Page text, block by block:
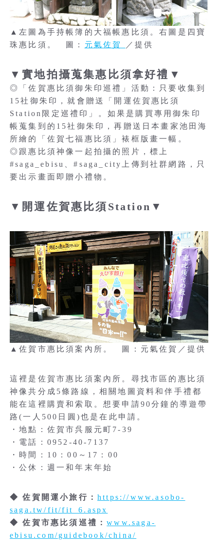
▲左圖為手持帳簿的大福帳惠比須。右圖是四寶
珠惠比須。 圖： 元氣佐賀 ／提供
▼實地拍攝蒐集惠比須拿好禮▼
◎「佐賀惠比須御朱印巡禮」活動：只要收集到
15社御朱印，就會贈送「開運佐賀惠比須
Station限定巡禮印」。如果是購買專用御朱印
帳蒐集到的15社御朱印，再贈送日本畫家池田海
所繪的「佐賀七福惠比須」裱框版畫一幅。
◎跟惠比須神像一起拍攝的照片，標上
#saga_ebisu、#saga_city上傳到社群網路，只
要出示畫面即贈小禮物。
▼開運佐賀惠比須Station▼
▲佐賀市惠比須案內所。 圖：元氣佐賀／提供
這裡是佐賀市惠比須案內所。尋找市區的惠比須
神像共分成5條路線，相關地圖資料和伴手禮都
能在這裡購賣和索取。想要申請90分鐘的導遊帶
路(一人500日圓)也是在此申請。
・地點：佐賀市呉服元町7-39
・電話：0952-40-7137
・時間：10：00～17：00
・公休：週一和年末年始
◆ 佐賀開運小旅行： https://www.asobo-
saga.tw/fit/fit_6.aspx
◆ 佐賀市惠比須巡禮：www.saga-
ebisu.com/guidebook/china/